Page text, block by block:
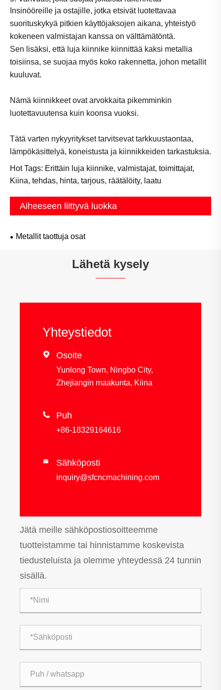
Insinööreille ja ostajille, jotka etsivät luotettavaa
suorituskykyä pitkien käyttöjaksojen aikana, yhteistyö
kokeneen valmistajan kanssa on välttämätöntä.
Sen lisäksi, että luja kiinnike kiinnittää kaksi metallia
toisiinsa, se suojaa myös koko rakennetta, johon metallit
kuuluvat.
Nämä kiinnikkeet ovat arvokkaita pikemminkin
luotettavuutensa kuin koonsa vuoksi.
Tätä varten nykyyritykset tarvitsevat tarkkuustaontaa,
lämpökäsittelyä, koneistusta ja kiinnikkeiden tarkastuksia.
Hot Tags: Erittäin luja kiinnike, valmistajat, toimittajat,
Kiina, tehdas, hinta, tarjous, räätälöity, laatu
Aiheeseen liittyvä luokka
Metallit taottuja osat
Lähetä kysely
Yhteystiedot
 Osoite
Yunlong Town, Ningbo City,
Zhejiangin maakunta, Kiina
 Puh
+86-18329164616
 Sähköposti
inquiry@sfcncmachining.com
Jätä meille sähköpostiosoitteemme
tuotteistamme tai hinnistamme koskevista
tiedusteluista ja olemme yhteydessä 24 tunnin
sisällä.